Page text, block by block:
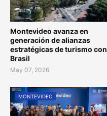
Montevideo avanza en
generación de alianzas
estratégicas de turismo con
Brasil
May 07, 2026
MONTEVIDEO